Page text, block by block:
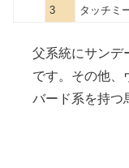
3
タッチミ
父系統にサンデ
です。その他、
バード系を持つ